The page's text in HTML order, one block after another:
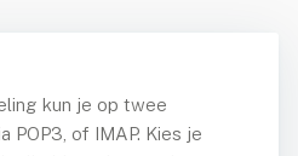
kun je op twee
POP3, of IMAP. Kies je